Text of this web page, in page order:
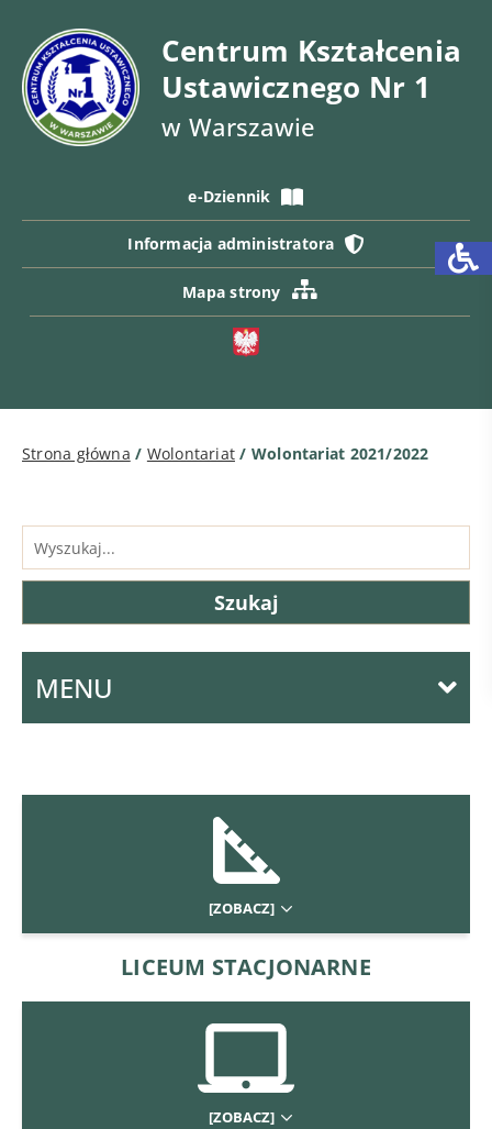
Centrum Kształcenia
Ustawicznego Nr 1
w Warszawie
e-Dziennik
Informacja administratora
Mapa strony
Strona główna / Wolontariat/Wolontariat 2021/2022
MENU
[ZOBACZ]
LICEUM STACJONARNE
[ZOBACZ]